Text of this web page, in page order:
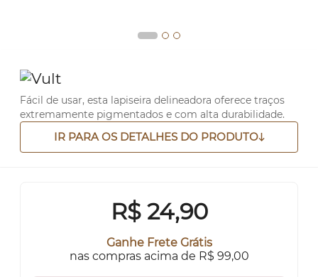
Fácil de usar, esta lapiseira delineadora oferece traços
extremamente pigmentados e com alta durabilidade.
IR PARA OS DETALHES DO PRODUTO
R$ 24,90
Ganhe Frete Grátis
nas compras acima de R$ 99,00